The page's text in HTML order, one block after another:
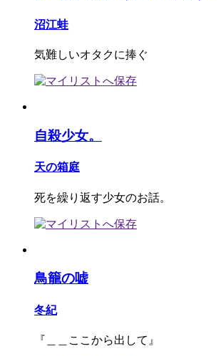
沼江蛙
気難しいオタクに捧ぐ
自殺少女。
天の箱庭
死を繰り返す少女のお話。
鳥籠の嘘
冬紀
『＿＿ここから出して』